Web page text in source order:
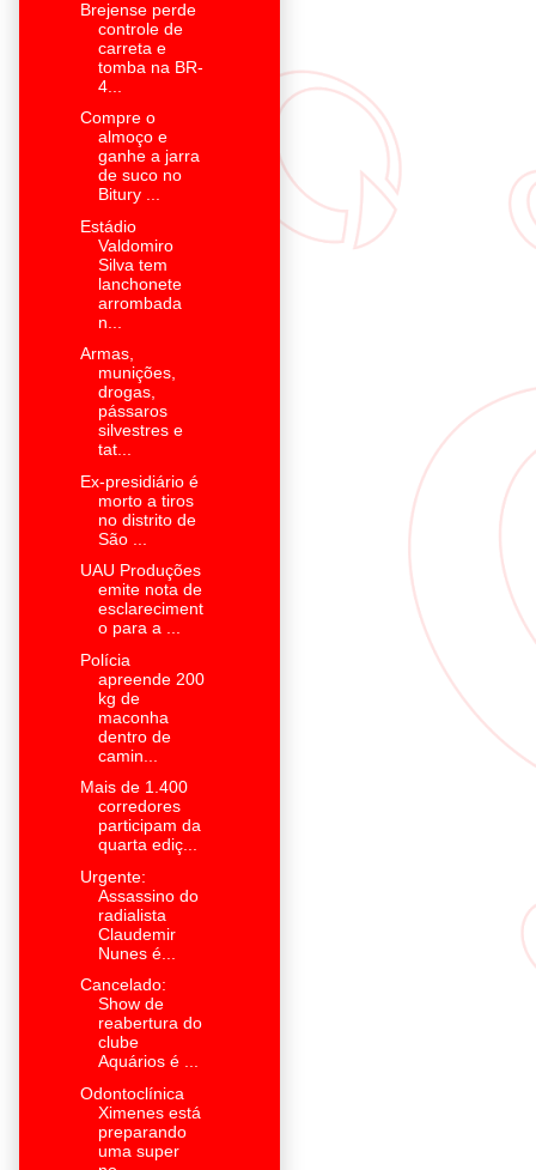
Brejense perde
controle de
carreta e
tomba na BR-
4...
Compre o
almoço e
ganhe a jarra
de suco no
Bitury ...
Estádio
Valdomiro
Silva tem
lanchonete
arrombada
n...
Armas,
munições,
drogas,
pássaros
silvestres e
tat...
Ex-presidiário é
morto a tiros
no distrito de
São ...
UAU Produções
emite nota de
esclareciment
o para a ...
Polícia
apreende 200
kg de
maconha
dentro de
camin...
Mais de 1.400
corredores
participam da
quarta ediç...
Urgente:
Assassino do
radialista
Claudemir
Nunes é...
Cancelado:
Show de
reabertura do
clube
Aquários é ...
Odontoclínica
Ximenes está
preparando
uma super